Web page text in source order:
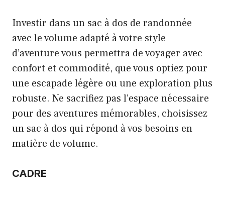
Investir dans un sac à dos de randonnée
avec le volume adapté à votre style
d’aventure vous permettra de voyager avec
confort et commodité, que vous optiez pour
une escapade légère ou une exploration plus
robuste. Ne sacrifiez pas l’espace nécessaire
pour des aventures mémorables, choisissez
un sac à dos qui répond à vos besoins en
matière de volume.
CADRE